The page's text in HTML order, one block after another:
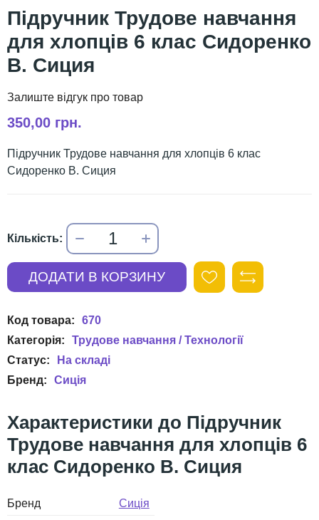
Підручник Трудове навчання
для хлопців 6 клас Сидоренко
В. Сиция
350,00 грн.
Підручник Трудове навчання для хлопців 6 клас
Сидоренко В. Сиция
670
Трудове навчання / Технології
Сиція
Підручник
Трудове навчання для хлопців 6
клас Сидоренко В. Сиция
Бренд
Сиція